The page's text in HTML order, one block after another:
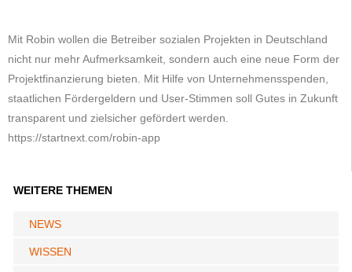
Mit Robin wollen die Betreiber sozialen Projekten in Deutschland
nicht nur mehr Aufmerksamkeit, sondern auch eine neue Form der
Projektfinanzierung bieten. Mit Hilfe von Unternehmensspenden,
staatlichen Fördergeldern und User-Stimmen soll Gutes in Zukunft
transparent und zielsicher gefördert werden. ​
https://startnext.com/robin-app
WEITERE THEMEN
NEWS
WISSEN